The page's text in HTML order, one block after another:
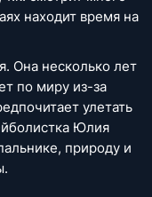
находит время на
Она несколько лет
по миру из-за
улетать
Юлия
природу и